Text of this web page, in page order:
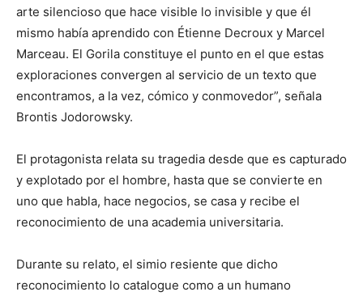
arte silencioso que hace visible lo invisible y que él
mismo había aprendido con Étienne Decroux y Marcel
Marceau. El Gorila constituye el punto en el que estas
exploraciones convergen al servicio de un texto que
encontramos, a la vez, cómico y conmovedor”, señala
Brontis Jodorowsky.
El protagonista relata su tragedia desde que es capturado
y explotado por el hombre, hasta que se convierte en
uno que habla, hace negocios, se casa y recibe el
reconocimiento de una academia universitaria.
Durante su relato, el simio resiente que dicho
reconocimiento lo catalogue como a un humano